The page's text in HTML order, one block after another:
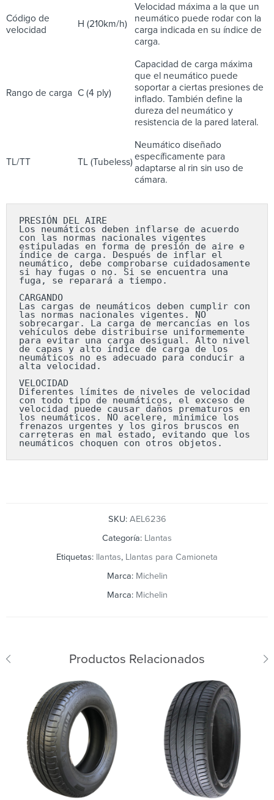
Código de
velocidad
H (210km/h)
Velocidad máxima a la que un
neumático puede rodar con la
carga indicada en su índice de
carga.
Rango de carga C (4 ply)
Capacidad de carga máxima
que el neumático puede
soportar a ciertas presiones de
inflado. También define la
dureza del neumático y
resistencia de la pared lateral.
TL/TT TL (Tubeless)
Neumático diseñado
específicamente para
adaptarse al rin sin uso de
cámara.
PRESIÓN DEL AIRE
Los neumáticos deben inflarse de acuerdo
con las normas nacionales vigentes
estipuladas en forma de presión de aire e
índice de carga. Después de inflar el
neumático, debe comprobarse cuidadosamente
si hay fugas o no. Si se encuentra una
fuga, se reparará a tiempo.
CARGANDO
Las cargas de neumáticos deben cumplir con
las normas nacionales vigentes. NO
sobrecargar. La carga de mercancías en los
vehículos debe distribuirse uniformemente
para evitar una carga desigual. Alto nivel
de capas y alto índice de carga de los
neumáticos no es adecuado para conducir a
alta velocidad.
VELOCIDAD
Diferentes límites de niveles de velocidad
con todo tipo de neumáticos, el exceso de
velocidad puede causar daños prematuros en
los neumáticos. NO acelere, minimice los
frenazos urgentes y los giros bruscos en
carreteras en mal estado, evitando que los
neumáticos choquen con otros objetos.
SKU: AEL6236
Categoría: Llantas
Etiquetas: llantas, Llantas para Camioneta
Marca: Michelin
Marca: Michelin
Productos Relacionados